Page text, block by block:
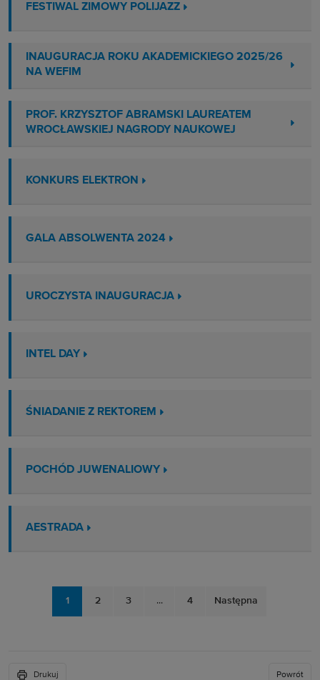
FESTIWAL ZIMOWY POLIJAZZ
INAUGURACJA ROKU AKADEMICKIEGO 2025/26
NA WEFIM
PROF. KRZYSZTOF ABRAMSKI LAUREATEM
WROCŁAWSKIEJ NAGRODY NAUKOWEJ
KONKURS ELEKTRON
GALA ABSOLWENTA 2024
UROCZYSTA INAUGURACJA
INTEL DAY
ŚNIADANIE Z REKTOREM
POCHÓD JUWENALIOWY
AESTRADA
1 2 3 ... 4 Następna
Drukuj Powrót